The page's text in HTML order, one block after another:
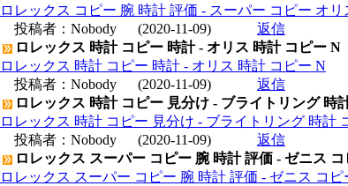
ロレックス コピー 腕 時計 評価 - スーパー コピー オ
投稿者： Nobody (2020-11-09)
返信
ロレックス 時計 コピー 時計 - オリス 時計 コピー N
ロレックス 時計 コピー 時計 - オリス 時計 コピー N
投稿者： Nobody (2020-11-09)
返信
ロレックス 時計 コピー 見分け - ブライトリング 時
ロレックス 時計 コピー 見分け - ブライトリング 時計
投稿者： Nobody (2020-11-09)
返信
ロレックス スーパー コピー 腕 時計 評価 - ゼニス
ロレックス スーパー コピー 腕 時計 評価 - ゼニス コピ